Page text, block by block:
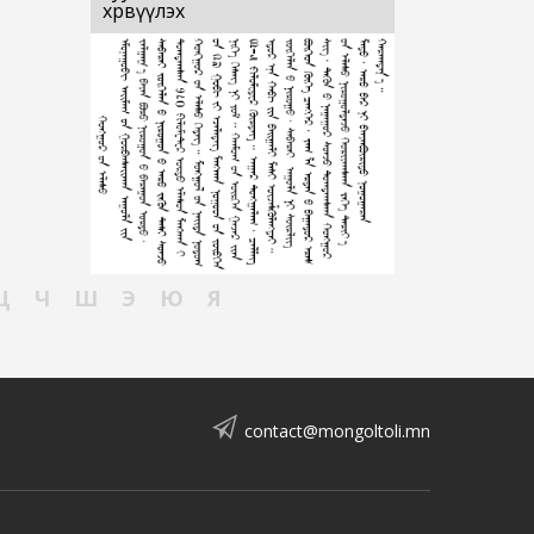
хөрвүүлэх
Ч Ш Э Ю Я
contact@mongoltoli.mn